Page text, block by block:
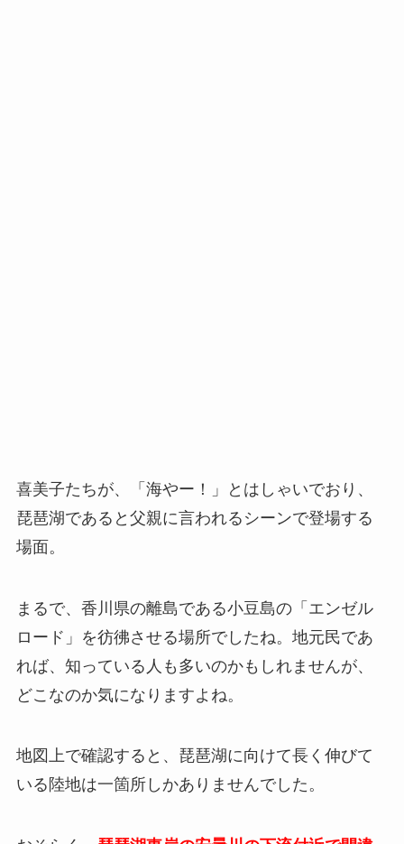
喜美子たちが、「海やー！」とはしゃいでおり、
琵琶湖であると父親に言われるシーンで登場する
場面。
まるで、香川県の離島である小豆島の「エンゼル
ロード」を彷彿させる場所でしたね。地元民であ
れば、知っている人も多いのかもしれませんが、
どこなのか気になりますよね。
地図上で確認すると、琵琶湖に向けて長く伸びて
いる陸地は一箇所しかありませんでした。